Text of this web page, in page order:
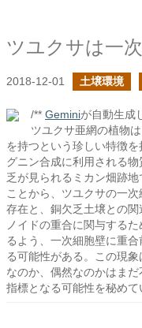
2018-12-01 土壌環境
/** Geminiが自動生成
ツユクサ亜網の植物
を持つという珍しい特徴
グニン合成に利用される
乏が見られるミカン畑跡
ことから、ツユクサの一
存在と、銅欠乏土壌との
ノイドの重合に関与する
るよう、一次細胞壁に重
る可能性がある。この現
なのか、偶然なのかはま
指標となる可能性を秘めて